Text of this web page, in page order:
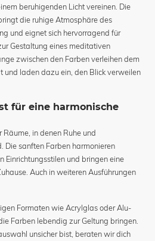
beruhigenden Licht vereinen. Die
die ruhige Atmosphäre des
und eignet sich hervorragend für
Gestaltung eines meditativen
zwischen den Farben verleihen dem
und laden dazu ein, den Blick verweilen
für eine harmonische
in denen Ruhe und
Die sanften Farben harmonieren
Einrichtungsstilen und bringen eine
Auch in weiteren Ausführungen
Formaten wie Acrylglas oder Alu-
Farben lebendig zur Geltung bringen.
unsicher bist, beraten wir dich